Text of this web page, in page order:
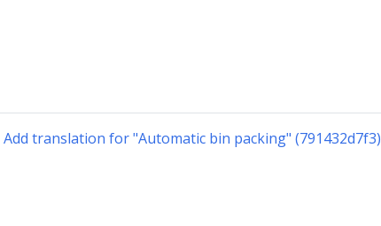
Add translation for "Automatic bin packing" (791432d7f3)